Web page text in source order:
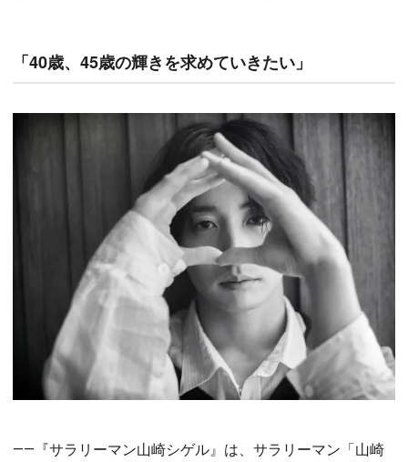
「40歳、45歳の輝きを求めていきたい」
――『サラリーマン山崎シゲル』は、サラリーマン「山崎